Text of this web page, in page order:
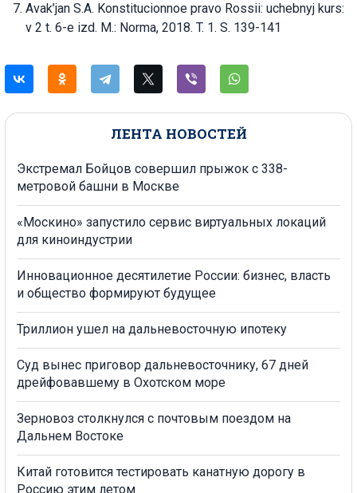
ЛЕНТА НОВОСТЕЙ
Экстремал Бойцов совершил прыжок с 338-
метровой башни в Москве
«Москино» запустило сервис виртуальных локаций
для киноиндустрии
Инновационное десятилетие России: бизнес, власть
и общество формируют будущее
Триллион ушел на дальневосточную ипотеку
Суд вынес приговор дальневосточнику, 67 дней
дрейфовавшему в Охотском море
Зерновоз столкнулся с почтовым поездом на
Дальнем Востоке
Китай готовится тестировать канатную дорогу в
Россию этим летом
Avak’jan S.A. Konstitucionnoe pravo Rossii: uchebnyj kurs:
v 2 t. 6-e izd. M.: Norma, 2018. T. 1. S. 139-141